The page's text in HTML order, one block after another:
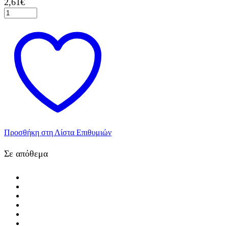
Κορδόνι
Πετρόλ
ποσότητα
Προσθήκη στη Λίστα Επιθυμιών
Σε απόθεμα